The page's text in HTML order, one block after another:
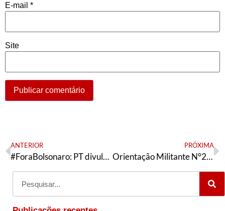
E-mail *
Site
ANTERIOR
#ForaBolsonaro: PT divulga calendário de lutas para manifestações
PRÓXIMA
Orientação Militante N°295 (17 de agosto de 2021)